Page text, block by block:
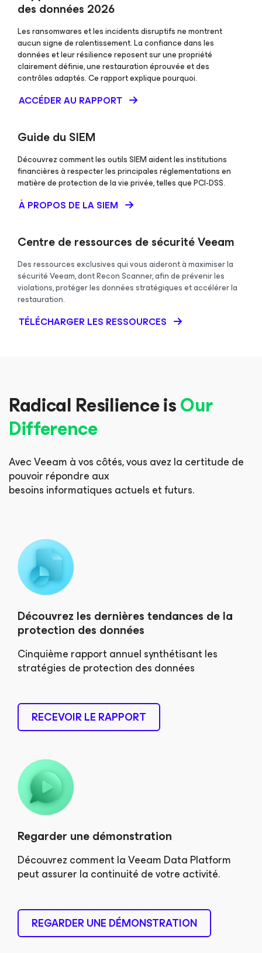
des données 2026
Les ransomwares et les incidents disruptifs ne montrent
aucun signe de ralentissement. La confiance dans les
données et leur résilience reposent sur une propriété
clairement définie, une restauration éprouvée et des
contrôles adaptés. Ce rapport explique pourquoi.
ACCÉDER AU RAPPORT
Guide du SIEM
Découvrez comment les outils SIEM aident les institutions
financières à respecter les principales réglementations en
matière de protection de la vie privée, telles que PCI-DSS.
À PROPOS DE LA SIEM
Centre de ressources de sécurité Veeam
Des ressources exclusives qui vous aideront à maximiser la
sécurité Veeam, dont Recon Scanner, afin de prévenir les
violations, protéger les données stratégiques et accélérer la
restauration.
TÉLÉCHARGER LES RESSOURCES
Radical Resilience isOur
Difference
Avec Veeam à vos côtés, vous avez la certitude de
pouvoir répondre aux
besoins informatiques actuels et futurs.
Découvrez les dernières tendances de la
protection des données
Cinquième rapport annuel synthétisant les
stratégies de protection des données
RECEVOIR LE RAPPORT
Regarder une démonstration
Découvrez comment la Veeam Data Platform
peut assurer la continuité de votre activité.
REGARDER UNE DÉMONSTRATION